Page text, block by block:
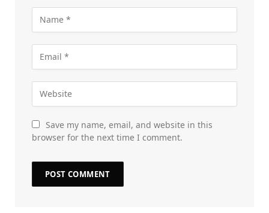
Save my name, email, and website in this
browser for the next time I comment.